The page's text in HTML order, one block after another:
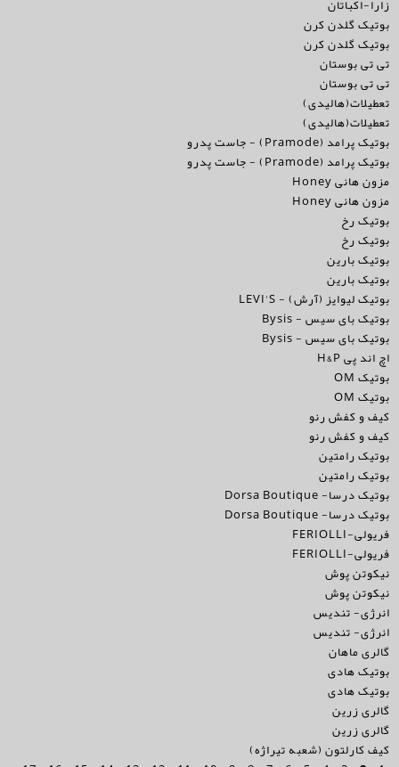
زارا-اکباتان
بوتیک گلدن کرن
بوتیک گلدن کرن
تی تی بوستان
تی تی بوستان
تعطیلات(هالیدی)
تعطیلات(هالیدی)
بوتیک پرامد (Pramode) - جاست پدرو
بوتیک پرامد (Pramode) - جاست پدرو
مزون هانی Honey
مزون هانی Honey
بوتیک رخ
بوتیک رخ
بوتیک بارین
بوتیک بارین
بوتیک لیوایز (آرش) - LEVI'S
بوتیک بای سیس - Bysis
بوتیک بای سیس - Bysis
اچ اند پی H&P
بوتیک OM
بوتیک OM
کیف و کفش رنو
کیف و کفش رنو
بوتیک رامتین
بوتیک رامتین
بوتیک درسا- Dorsa Boutique
بوتیک درسا- Dorsa Boutique
فریولی-FERIOLLI
فریولی-FERIOLLI
نیکوتن پوش
نیکوتن پوش
انرژی- تندیس
انرژی- تندیس
گالری ماهان
بوتیک هادی
بوتیک هادی
گالری زرین
گالری زرین
کیف کارلتون (شعبه تیراژه)